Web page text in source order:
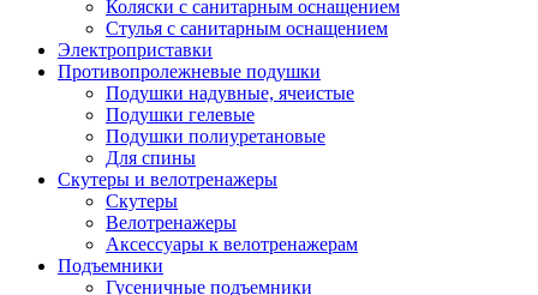
Коляски с санитарным оснащением
Стулья с санитарным оснащением
Электроприставки
Противопролежневые подушки
Подушки надувные, ячеистые
Подушки гелевые
Подушки полиуретановые
Для спины
Скутеры и велотренажеры
Скутеры
Велотренажеры
Аксессуары к велотренажерам
Подъемники
Гусеничные подъемники